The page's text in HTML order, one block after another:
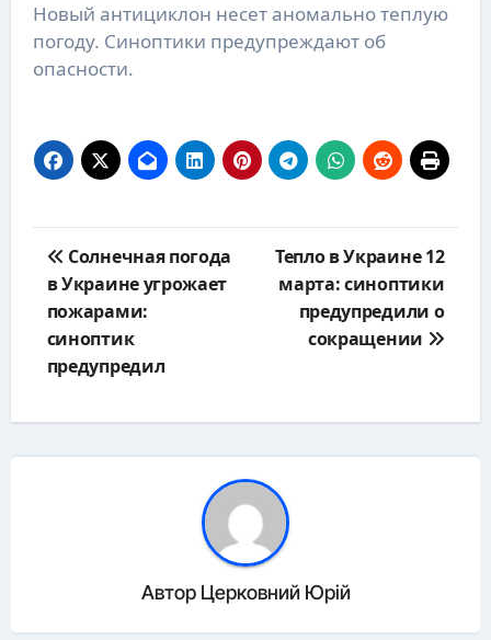
Новый антициклон несет аномально теплую
погоду. Синоптики предупреждают об
опасности.
по
записям
Солнечная погода
в Украине угрожает
пожарами:
синоптик
предупредил
Тепло в Украине 12
марта: синоптики
предупредили о
сокращении
Автор Церковний Юрій